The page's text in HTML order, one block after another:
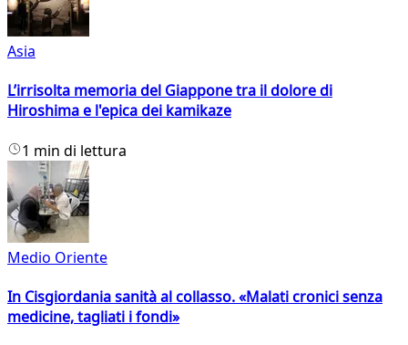
Asia
L’irrisolta memoria del Giappone tra il dolore di
Hiroshima e l'epica dei kamikaze
1 min di lettura
Medio Oriente
In Cisgiordania sanità al collasso. «Malati cronici senza
medicine, tagliati i fondi»